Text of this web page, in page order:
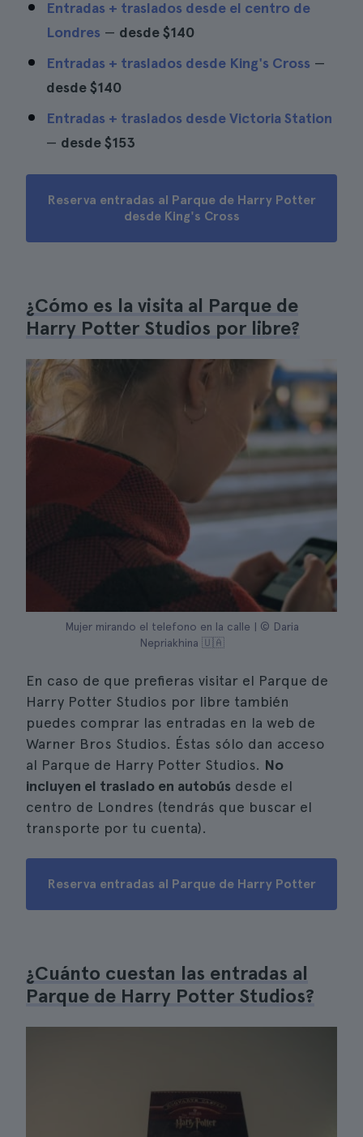
Entradas + traslados desde el centro de
Londres — desde$140
Entradas + traslados desde King's Cross —
desde$140
Entradas + traslados desde Victoria Station
— desde$153
Reserva entradas al Parque de Harry Potter
desde King's Cross
¿Cómo es la visita al Parque de
Harry Potter Studios por libre?
Mujer mirando el telefono en la calle | © Daria
Nepriakhina 🇺🇦
En caso de que prefieras visitar el Parque de
Harry Potter Studios por libre también
puedes comprar las entradas en la web de
Warner Bros Studios. Éstas sólo dan acceso
al Parque de Harry Potter Studios. No
incluyen el traslado en autobús desde el
centro de Londres (tendrás que buscar el
transporte por tu cuenta).
Reserva entradas al Parque de Harry Potter
¿Cuánto cuestan las entradas al
Parque de Harry Potter Studios?